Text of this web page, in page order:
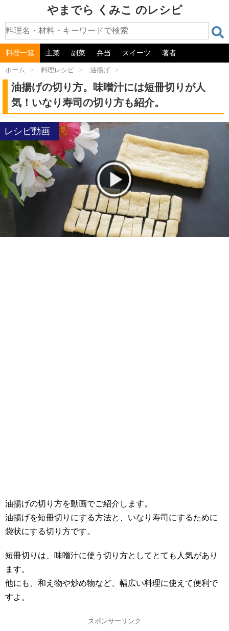
やまでら くみこ のレシピ
料理一覧 主菜 副菜 弁当 スイーツ 著者
ホーム > 料理レシピ > 油揚げ >
油揚げの切り方。味噌汁には短冊切りが人
気！いなり寿司の切り方も紹介。
レシピ動画
油揚げの切り方を動画でご紹介します。
油揚げを短冊切りにする方法と、いなり寿司にするために
袋状にする切り方です。
短冊切りは、味噌汁に使う切り方としてとても人気があり
ます。
他にも、和え物や炒め物など、幅広い料理に使えて便利で
すよ。
スポンサーリンク